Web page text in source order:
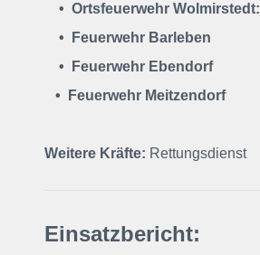
• Ortsfeuerwehr Wolmirstedt:
• Feuerwehr Barleben
• Feuerwehr Ebendorf
• Feuerwehr Meitzendorf
Weitere Kräfte: Rettungsdienst
Einsatzbericht: